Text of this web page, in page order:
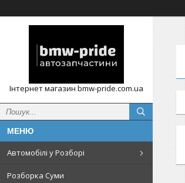
Інтернет магазин bmw-pride.com.ua
Автомобілі у Розборі
Розборка Суми